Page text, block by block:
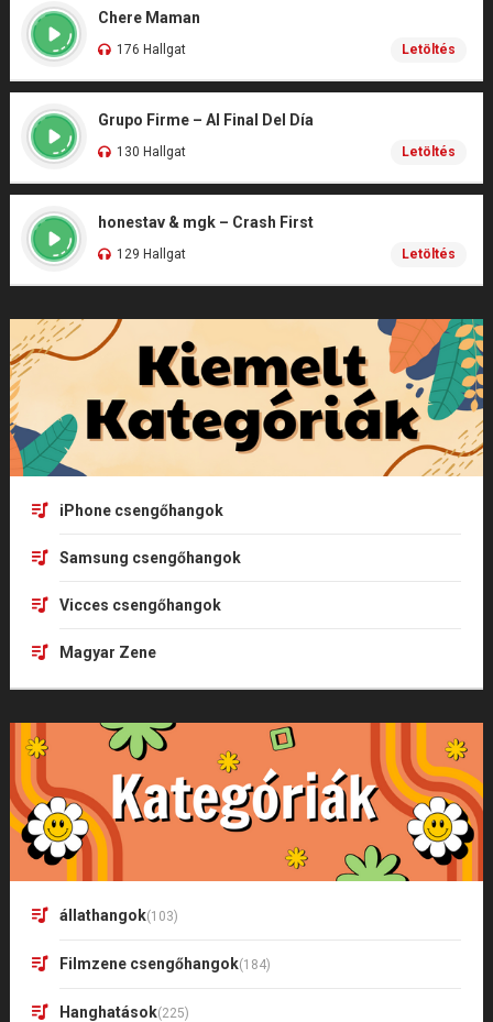
Chere Maman
176 Hallgat Letöltés
Grupo Firme – Al Final Del Día
130 Hallgat Letöltés
honestav & mgk – Crash First
129 Hallgat Letöltés
iPhone csengőhangok
Samsung csengőhangok
Vicces csengőhangok
Magyar Zene
állathangok(103)
Filmzene csengőhangok(184)
Hanghatások(225)